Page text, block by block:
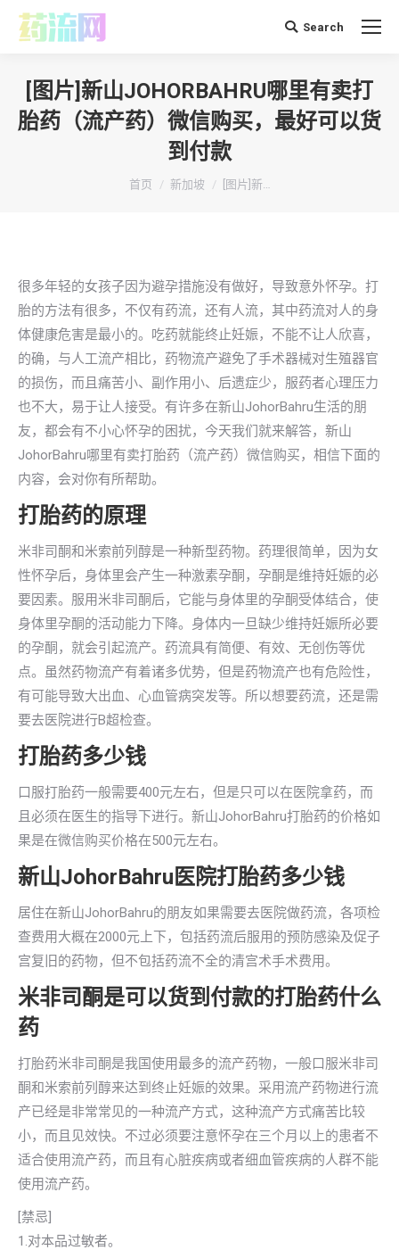
搜 Search
[图片]新山JOHORBAHRU哪里有卖打
胎药（流产药）微信购买，最好可以货
到付款
你在这里：
首页 新加坡 [图片]新…
很多年轻的女孩子因为避孕措施没有做好，导致意外怀孕。打
胎的方法有很多，不仅有药流，还有人流，其中药流对人的身
体健康危害是最小的。吃药就能终止妊娠，不能不让人欣喜，
的确，与人工流产相比，药物流产避免了手术器械对生殖器官
的损伤，而且痛苦小、副作用小、后遗症少，服药者心理压力
也不大，易于让人接受。有许多在新山JohorBahru生活的朋
友，都会有不小心怀孕的困扰，今天我们就来解答，新山
JohorBahru哪里有卖打胎药（流产药）微信购买，相信下面的
内容，会对你有所帮助。
打胎药的原理
米非司酮和米索前列醇是一种新型药物。药理很简单，因为女
性怀孕后，身体里会产生一种激素孕酮，孕酮是维持妊娠的必
要因素。服用米非司酮后，它能与身体里的孕酮受体结合，使
身体里孕酮的活动能力下降。身体内一旦缺少维持妊娠所必要
的孕酮，就会引起流产。药流具有简便、有效、无创伤等优
点。虽然药物流产有着诸多优势，但是药物流产也有危险性，
有可能导致大出血、心血管病突发等。所以想要药流，还是需
要去医院进行B超检查。
打胎药多少钱
口服打胎药一般需要400元左右，但是只可以在医院拿药，而
且必须在医生的指导下进行。新山JohorBahru打胎药的价格如
果是在微信购买价格在500元左右。
新山JohorBahru医院打胎药多少钱
居住在新山JohorBahru的朋友如果需要去医院做药流，各项检
查费用大概在2000元上下，包括药流后服用的预防感染及促子
宫复旧的药物，但不包括药流不全的清宫术手术费用。
米非司酮是可以货到付款的打胎药什么
药
打胎药米非司酮是我国使用最多的流产药物，一般口服米非司
酮和米索前列醇来达到终止妊娠的效果。采用流产药物进行流
产已经是非常常见的一种流产方式，这种流产方式痛苦比较
小，而且见效快。不过必须要注意怀孕在三个月以上的患者不
适合使用流产药，而且有心脏疾病或者细血管疾病的人群不能
使用流产药。
[禁忌]
1.对本品过敏者。